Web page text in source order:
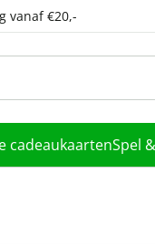
vanaf €20,-
cadeaukaartenSpel